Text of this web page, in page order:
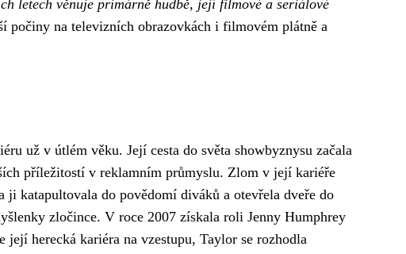
letech věnuje primárně hudbě, její filmové a seriálové
počiny na televizních obrazovkách i filmovém plátně a
už v útlém věku. Její cesta do světa showbyznysu začala
příležitostí v reklamním průmyslu. Zlom v její kariéře
katapultovala do povědomí diváků a otevřela dveře do
zločince. V roce 2007 získala roli Jenny Humphrey
herecká kariéra na vzestupu, Taylor se rozhodla